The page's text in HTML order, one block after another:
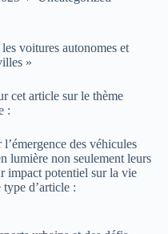
voitures autonomes et
»
cet article sur le thème
:
des véhicules
lumière non seulement leurs
impact potentiel sur la vie
d’article :